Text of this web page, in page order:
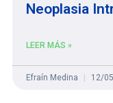
Neoplasia
LEER MÁS »
Efraín Medina 12/